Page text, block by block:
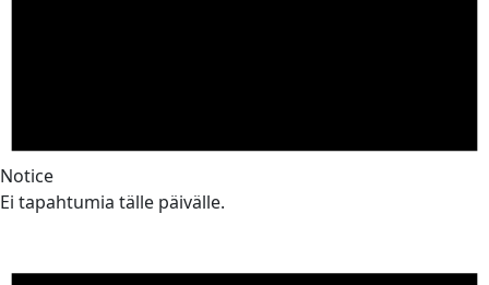
Notice
Ei tapahtumia tälle päivälle.